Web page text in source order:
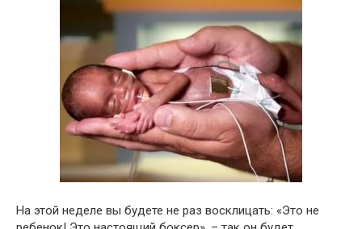
На этой неделе вы будете не раз восклицать: «Это не